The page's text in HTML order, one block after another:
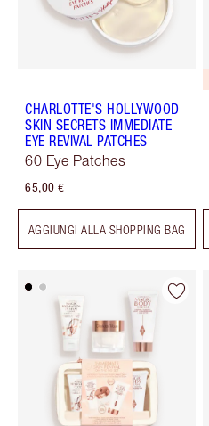
CHARLOTTE'S HOLLYWOOD
SKIN SECRETS IMMEDIATE
EYE REVIVAL PATCHES
60 Eye Patches
65,00 €
AGGIUNGI ALLA SHOPPING BAG